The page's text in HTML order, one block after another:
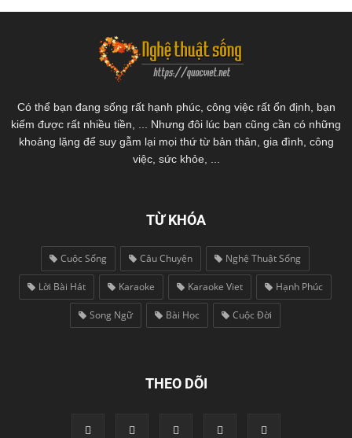
Có thể bạn đang sống rất hạnh phúc, công việc rất ổn định, bạn
kiếm được rất nhiều tiền, ... Nhưng đôi lúc bạn cũng cần có những
khoảng lặng để suy gẫm lại mọi thứ từ bản thân, gia đình, công
việc, sức khỏe, ...
TỪ KHÓA
Cuộc Sống Câu Chuyện Nghệ Thuật Sống
Lời Bài Hát Karaoke Karaoke Viet Hạnh Phúc
Song Ngữ Bài Học Cuộc Đời
THEO DÕI